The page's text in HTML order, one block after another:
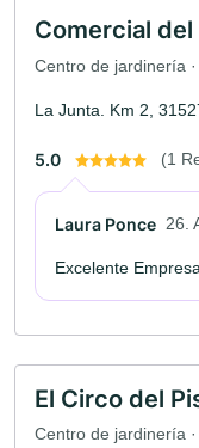
Comercial
Centro de jardinería
La Junta. Km 2,
5.0 (1
Laura Ponce 26.
Excelente
El Circo del
Centro de jardinería